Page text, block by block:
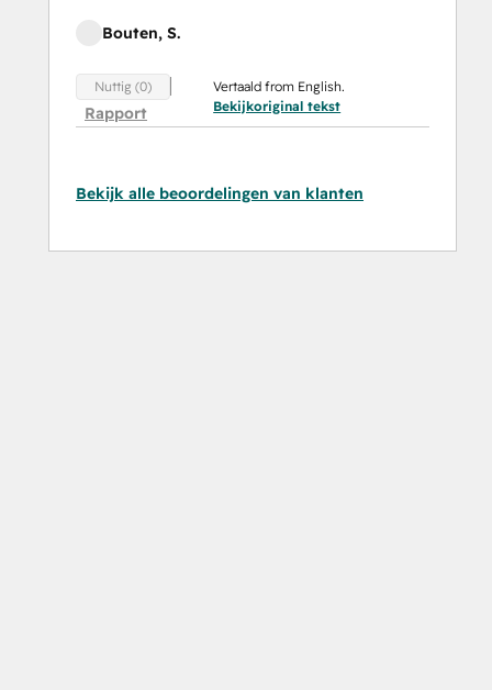
Bouten, S.
Nuttig (0)
Rapport
Vertaald from English.
Bekijkoriginal tekst
Bekijk alle beoordelingen van klanten